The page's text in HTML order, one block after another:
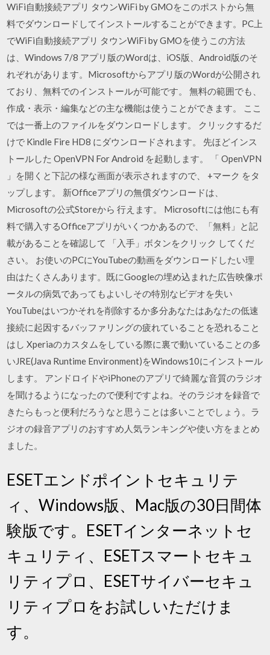
WiFi自動接続アプリ タウンWiFi by GMOをこのポストから無
料でダウンロードしてインストールすることができます。PC上
でWiFi自動接続アプリ タウンWiFi by GMOを使うこの方法
は、Windows 7/8 アプリ版のWordは、iOS版、Android版のそ
れぞれがあります。Microsoftからアプリ版のWordが公開され
ており、無料でのインストールが可能です。 無料の範囲でも、
作成・表示・編集などの主な機能は使うことができます。 ここ
では一番上のファイルをダウンロードします。 クリックするだ
けで Kindle Fire HD8 にダウンロードされます。 先ほどインス
トールした OpenVPN For Android を起動します。 「 OpenVPN
」を開くと下記の様な画面が表示されますので、 +マーク をタ
ップします。 新Officeアプリの無償ダウンロードは、
Microsoftの公式Storeから 行えます。 Microsoftには他にも有
料で購入するOfficeアプリがいくつかあるので、「無料」と記
載があることを確認して 「入手」ボタンをクリック してくだ
さい。 お使いのPCにYouTubeの動画をダウンロードしたい理
由はたくさんあります。既にGoogleの埋め込まれた広告映像ポ
ータルの病気であってもよいしその特別なビデオを失い
YouTubeはいつかそれを削除するか多分あなたはあなたの低速
接続に起因するバッファリングの疲れていることを恐れること
はし Xperiaのカスタムをしている際に裏で動いていることの多
いJRE(Java Runtime Environment)をWindows10にインストール
します。 アンドロイドやiPhoneのアプリで綺麗な音質のラジオ
を聞けるようになったので便利ですよね。そのラジオを録音で
きたらもっと便利だろうなと思うことは多いことでしょう。ラ
ジオの録音アプリのおすすめ人気ランキングや使い方をまとめ
ました。
ESETエンドポイントセキュリテ
ィ、Windows版、Mac版の30日間体
験版です。ESETインターネットセ
キュリティ、ESETスマートセキュ
リティプロ、ESETサイバーセキュ
リティプロをお試しいただけま
す。